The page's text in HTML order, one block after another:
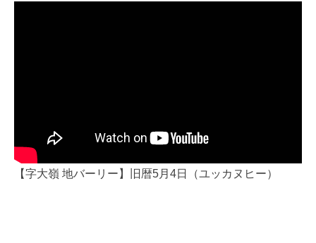
【字大嶺 地バーリー】旧暦5月4日（ユッカヌヒー）